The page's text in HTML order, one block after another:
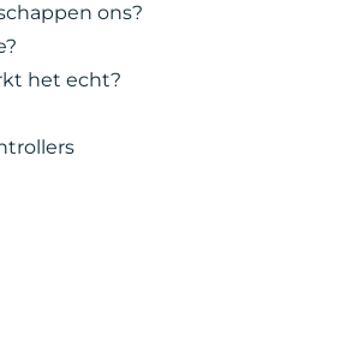
ons?
het echt?